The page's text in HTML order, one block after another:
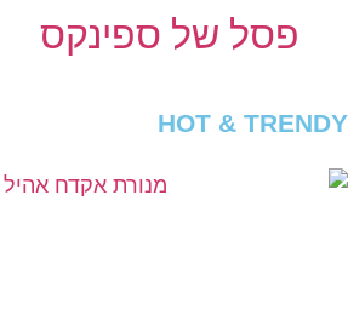
פסל של ספינקס
HOT & TRENDY